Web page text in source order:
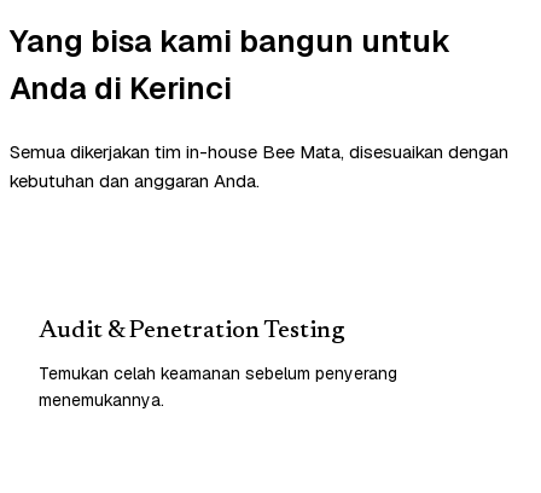
Yang bisa kami bangun untuk
Anda di Kerinci
Semua dikerjakan tim in-house Bee Mata, disesuaikan dengan
kebutuhan dan anggaran Anda.
Audit & Penetration Testing
Temukan celah keamanan sebelum penyerang
menemukannya.